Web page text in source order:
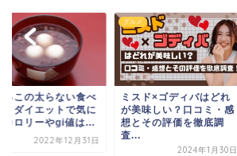
るこの太らない食べ
？ダイエットで気に
カロリーやgi値は...
2022年12月31日
グルメ
ミスド×ゴディバはどれ
が美味しい？口コミ・感
想とその評価を徹底調
査...
2024年1月30日